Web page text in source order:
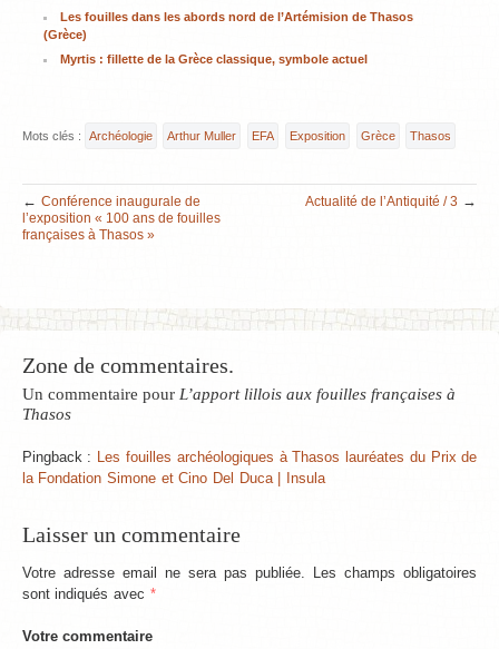
Les fouilles dans les abords nord de l’Artémision de Thasos
(Grèce)
Myrtis : fillette de la Grèce classique, symbole actuel
Mots clés : Archéologie Arthur Muller EFA Exposition Grèce Thasos
← Conférence inaugurale de
l’exposition « 100 ans de fouilles
françaises à Thasos »
Actualité de l’Antiquité / 3 →
Zone de commentaires.
Un commentaire pour L’apport lillois aux fouilles françaises à
Thasos
Pingback : Les fouilles archéologiques à Thasos lauréates du Prix de
la Fondation Simone et Cino Del Duca | Insula
Laisser un commentaire
Votre adresse email ne sera pas publiée. Les champs obligatoires
sont indiqués avec *
Votre commentaire